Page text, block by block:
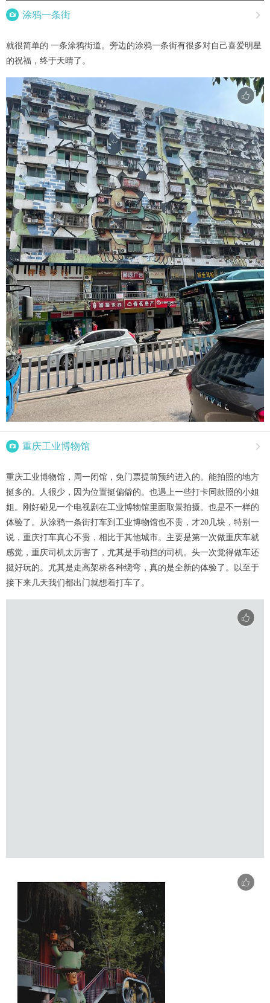
 涂鸦一条街 
就很简单的 一条涂鸦街道。旁边的涂鸦一条街有很多对自己喜爱明星
的祝福，终于天晴了。
 重庆工业博物馆 
重庆工业博物馆，周一闭馆，免门票提前预约进入的。能拍照的地方
挺多的。人很少，因为位置挺偏僻的。也遇上一些打卡同款照的小姐
姐。刚好碰见一个电视剧在工业博物馆里面取景拍摄。也是不一样的
体验了。从涂鸦一条街打车到工业博物馆也不贵，才20几块，特别一
说，重庆打车真心不贵，相比于其他城市。主要是第一次做重庆车就
感觉，重庆司机太厉害了，尤其是手动挡的司机。头一次觉得做车还
挺好玩的。尤其是走高架桥各种绕弯，真的是全新的体验了。以至于
接下来几天我们都出门就想着打车了。